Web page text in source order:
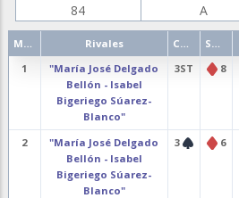
84
A
Rivales
1
"María José Delgado
Bellón - Isabel
Bigeriego Súarez-
Blanco"
3ST 8
2
"María José Delgado
Bellón - Isabel
Bigeriego Súarez-
Blanco"
3 6